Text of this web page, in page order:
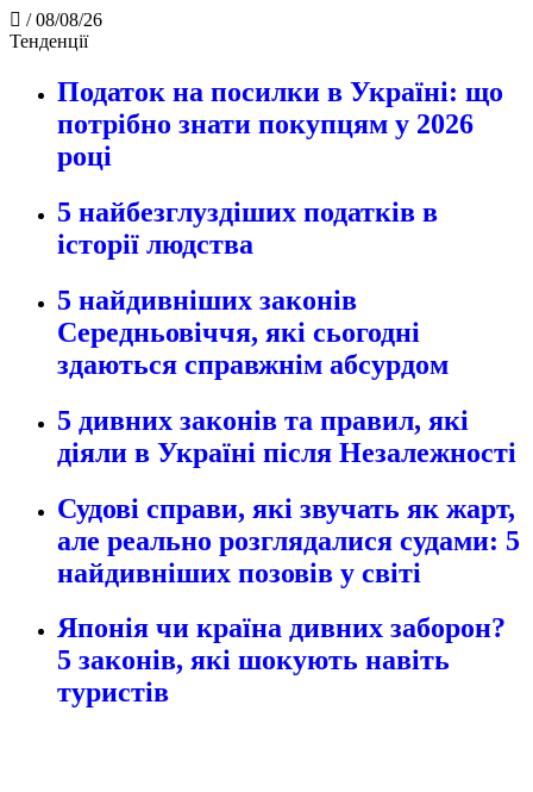
/ 08/08/26
Тенденції
Податок на посилки в Україні: що
потрібно знати покупцям у 2026
році
5 найбезглуздіших податків в
історії людства
5 найдивніших законів
Середньовіччя, які сьогодні
здаються справжнім абсурдом
5 дивних законів та правил, які
діяли в Україні після Незалежності
Судові справи, які звучать як жарт,
але реально розглядалися судами: 5
найдивніших позовів у світі
Японія чи країна дивних заборон?
5 законів, які шокують навіть
туристів